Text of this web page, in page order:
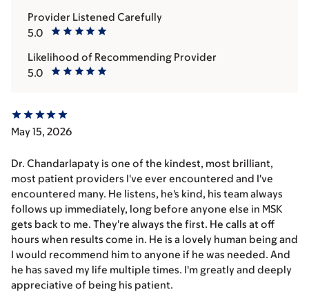
5.0
Provider Listened Carefully
5.0
Likelihood of Recommending Provider
May 15, 2026
Dr. Chandarlapaty is one of the kindest, most brilliant,
most patient providers I've ever encountered and I've
encountered many. He listens, he's kind, his team always
follows up immediately, long before anyone else in MSK
gets back to me. They're always the first. He calls at off
hours when results come in. He is a lovely human being and
I would recommend him to anyone if he was needed. And
he has saved my life multiple times. I'm greatly and deeply
appreciative of being his patient.